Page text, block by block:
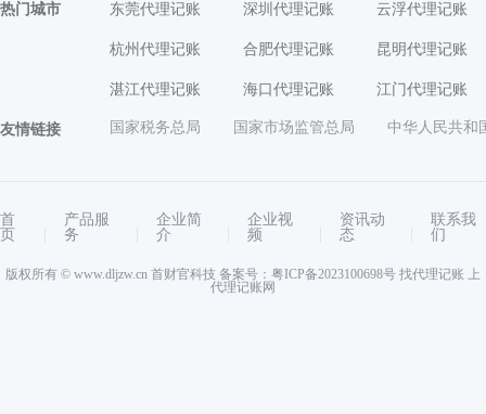
热门城市 东莞代理记账 深圳代理记账 云浮代理记账
杭州代理记账 合肥代理记账 昆明代理记账
湛江代理记账 海口代理记账 江门代理记账
友情链接 国家税务总局 国家市场监管总局 中华人民共和
首
页
产品服
务
企业简
介
企业视
频
资讯动
态
联系我
们
版权所有 © www.dljzw.cn 首财官科技 备案号： 粤ICP备2023100698号 找代理记账 上
代理记账网